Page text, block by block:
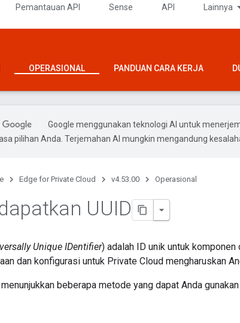
Pemantauan API Sense API Lainnya
OPERASIONAL PANDUAN CARA KERJA
Google menggunakan teknologi AI untuk
pilihan Anda. Terjemahan AI mungkin mengandung
Edge for Private Cloud v4.53.00 Operasional
UUID
Unique IDentifier) adalah ID unik untuk
dan konfigurasi untuk Private Cloud mengharuskan
beberapa metode yang dapat Anda